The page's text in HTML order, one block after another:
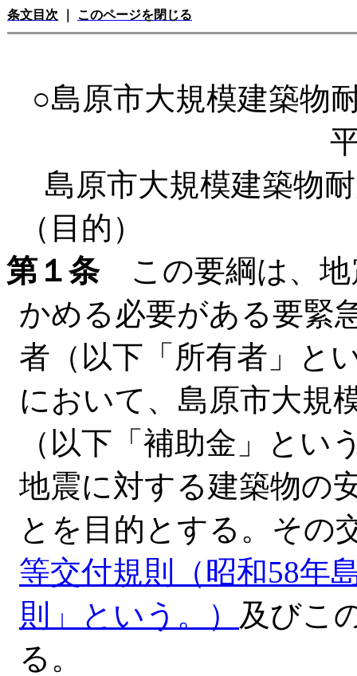
条文目次 このページを閉じる
○島原市大規模建築物
島原市大規模建築物
（目的）
第１条この要綱は、地
かめる必要がある要緊
者（以下「所有者」と
において、島原市大規
（以下「補助金」と
地震に対する建築物の
とを目的とする。その
等交付規則（昭和58年
則」という。） 及びこ
る。